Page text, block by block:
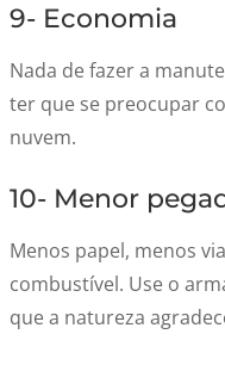
9- Economia
Nada de fazer a
ter que se preocupar
nuvem.
10- Menor
Menos papel, menos
combustível. Use o
que a natureza